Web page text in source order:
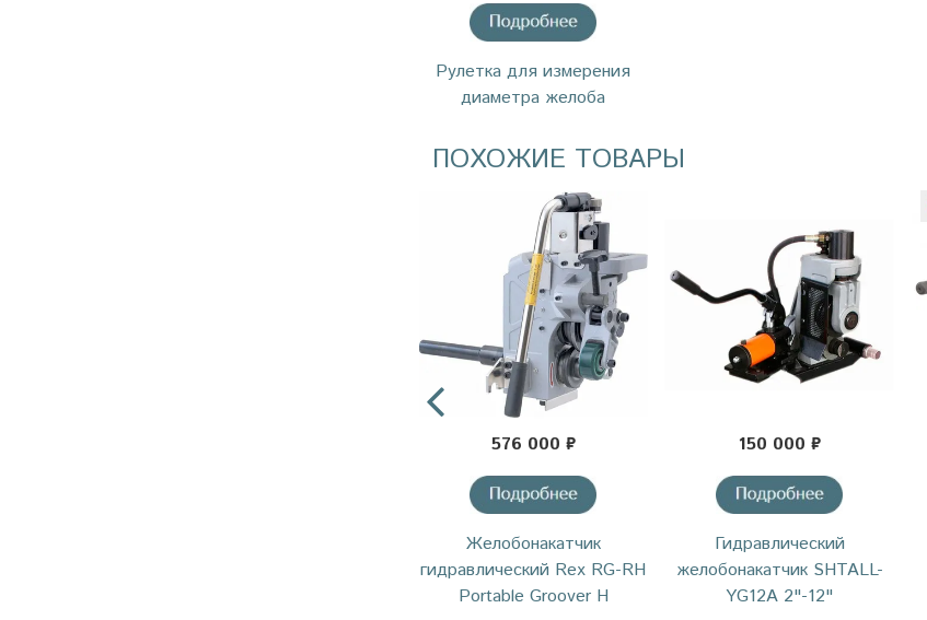
Рулетка для измерения
диаметра желоба
ПОХОЖИЕ ТОВАРЫ
576 000 ₽
Желобонакатчик
гидравлический Rex RG-RH
Portable Groover H
150 000 ₽
Гидравлический
желобонакатчик SHTALL-
YG12A 2"-12"